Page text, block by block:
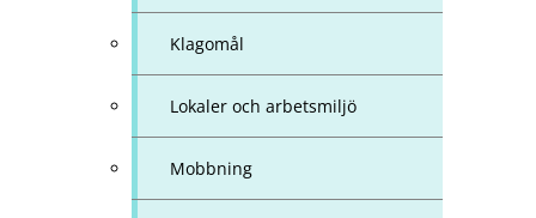
Klagomål
Lokaler och arbetsmiljö
Mobbning